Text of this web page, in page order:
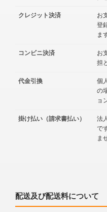
クレジット決済
お
登
ま
コンビニ決済
お
担
代金引換
個
の
ョ
掛け払い（請求書払い）
法
で
ま
配送及び配送料について